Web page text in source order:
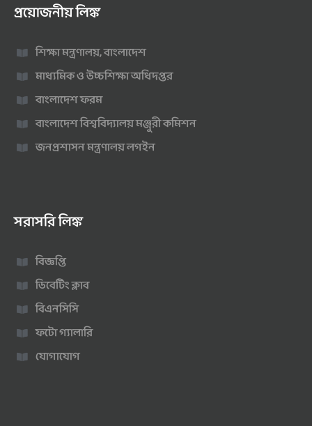
প্রয়োজনীয় লিঙ্ক
শিক্ষা মন্ত্রণালয়, বাংলাদেশ
মাধ্যমিক ও উচ্চশিক্ষা অধিদপ্তর
বাংলাদেশ ফরম
বাংলাদেশ বিশ্ববিদ্যালয় মঞ্জুরী কমিশন
জনপ্রশাসন মন্ত্রণালয় লগইন
সরাসরি লিঙ্ক
বিজ্ঞপ্তি
ডিবেটিং ক্লাব
বিএনসিসি
ফটো গ্যালারি
যোগাযোগ